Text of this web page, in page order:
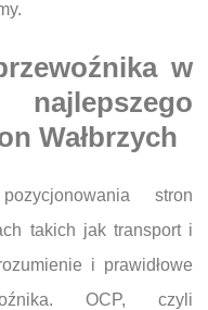
w
Wałbrzych
stron
takich jak transport i
i prawidłowe
OCP, czyli